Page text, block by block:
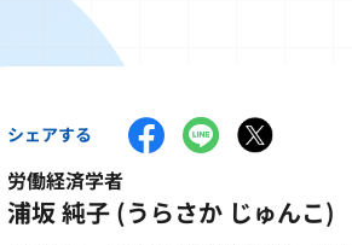
シェアする
労働経済学者
浦坂 純子 (うらさか じゅんこ)